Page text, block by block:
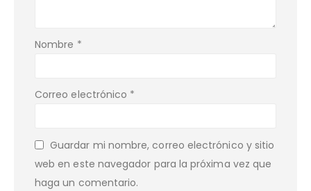
Nombre *
Correo electrónico *
Guardar mi nombre, correo electrónico y sitio
web en este navegador para la próxima vez que
haga un comentario.